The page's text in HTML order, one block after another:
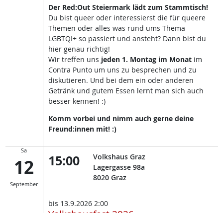
Der Red:Out Steiermark lädt zum Stammtisch!
Du bist queer oder interessierst die für queere
Themen oder alles was rund ums Thema
LGBTQI+ so passiert und ansteht? Dann bist du
hier genau richtig!
Wir treffen uns jeden 1. Montag im Monat im
Contra Punto um uns zu besprechen und zu
diskutieren. Und bei dem ein oder anderen
Getränk und gutem Essen lernt man sich auch
besser kennen! :)
Komm vorbei und nimm auch gerne deine
Freund:innen mit! :)
Sa
12
September
15:00
Volkshaus Graz
Lagergasse 98a
8020 Graz
bis 13.9.2026 2:00